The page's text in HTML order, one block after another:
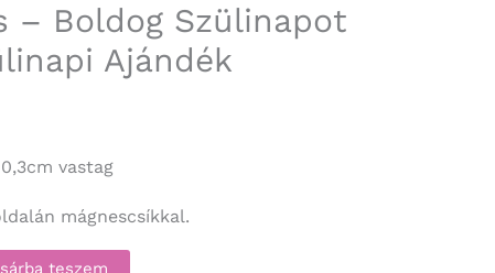
– Boldog Szülinapot
Ajándék
vastag
mágnescsíkkal.
teszem